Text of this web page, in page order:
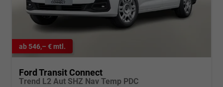
ab 546,– € mtl.
Ford Transit Connect
Trend L2 Aut SHZ Nav Temp PDC